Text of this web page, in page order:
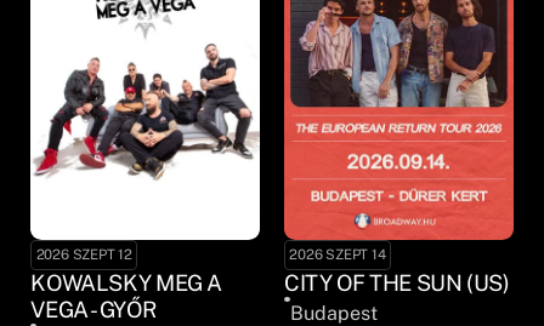
2026 SZEPT 12
KOWALSKY MEG A
VEGA - GYŐR
2026 SZEPT 14
CITY OF THE SUN (US)
Budapest